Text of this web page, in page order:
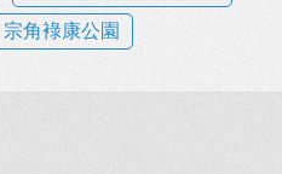
宗角䘵康公園